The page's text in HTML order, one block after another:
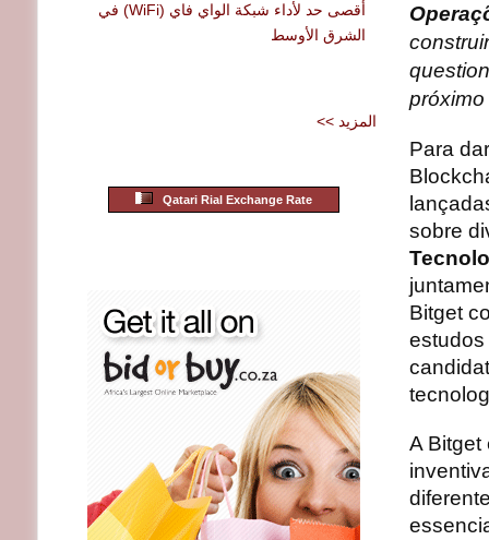
próximo
Para
sobre
Bitget
A Bitget
أقصى حد لأداء شبكة الواي فاي (WiFi) في
الشرق الأوسط
<< المزيد
Qatari Rial Exchange Rate